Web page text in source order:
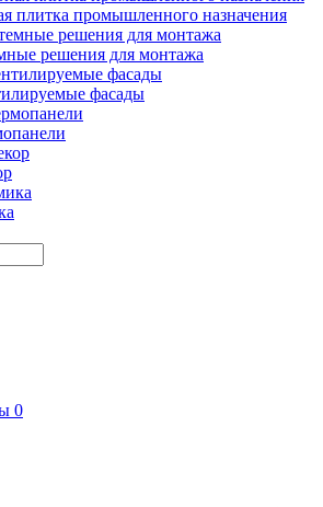
плитка промышленного назначения
решения для монтажа
фасады
0